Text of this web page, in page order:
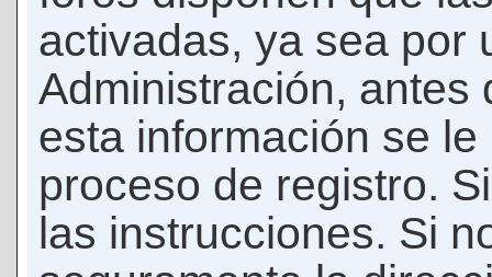
activadas, ya sea por
Administración, antes
esta información se
proceso de registro.
las instrucciones. Si